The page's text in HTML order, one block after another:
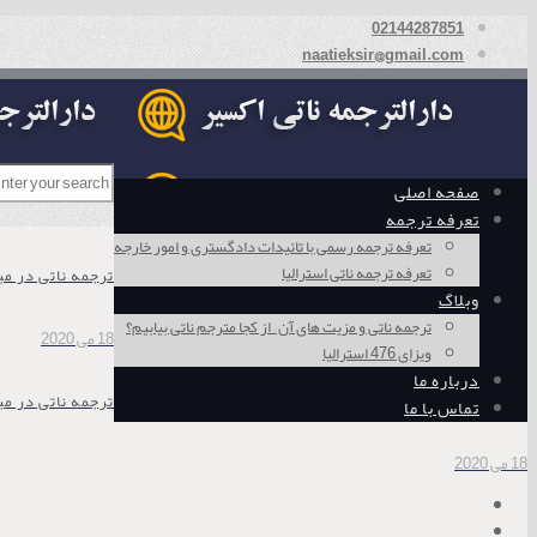
02144287851
naatieksir@gmail.com
صفحه اصلی
تعرفه ترجمه
تعرفه ترجمه رسمی با تائیدات دادگستری و امور خارجه
تعرفه ترجمه ناتی استرالیا
وبلاگ
ترجمه ناتی و مزیت های آن – از کجا مترجم ناتی بیابیم؟
ویزای 476 استرالیا
درباره ما
تماس با ما
ترجمه ناتی در
18 می 2020
ترجمه ناتی در
18 می 2020